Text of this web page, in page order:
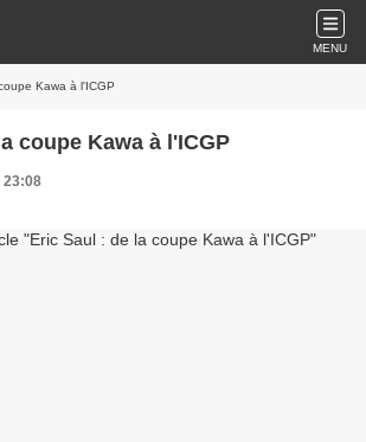
MENU
Kawa à l'ICGP
coupe Kawa à l'ICGP
23:08